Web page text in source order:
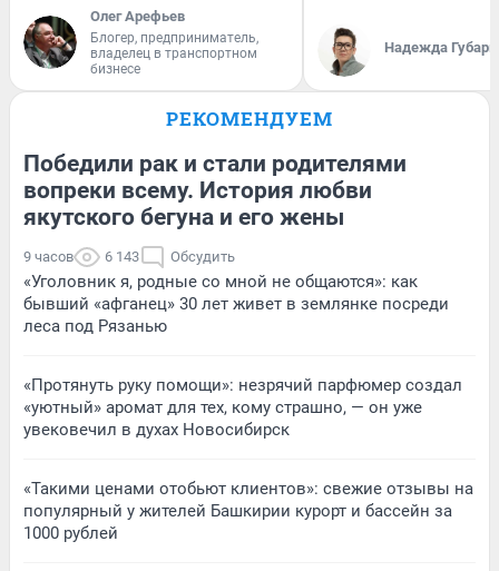
Олег Арефьев
Блогер, предприниматель,
владелец в транспортном
бизнесе
Надежда Губарь
РЕКОМЕНДУЕМ
Победили рак и стали родителями
вопреки всему. История любви
якутского бегуна и его жены
9 часов 6 143 Обсудить
«Уголовник я, родные со мной не общаются»: как
бывший «афганец» 30 лет живет в землянке посреди
леса под Рязанью
«Протянуть руку помощи»: незрячий парфюмер создал
«уютный» аромат для тех, кому страшно, — он уже
увековечил в духах Новосибирск
«Такими ценами отобьют клиентов»: свежие отзывы на
популярный у жителей Башкирии курорт и бассейн за
1000 рублей